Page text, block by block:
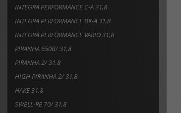
INTEGRA PERFORMANCE C-A 31,8
INTEGRA PERFORMANCE BK-A 31,8
INTEGRA PERFORMANCE VARIO 31,8
PIRANHA 650B/ 31,8
PIRANHA 2/ 31,8
HIGH PIRANHA 2/ 31,8
HAKE 31,8
SWELL-RE 70/ 31,8